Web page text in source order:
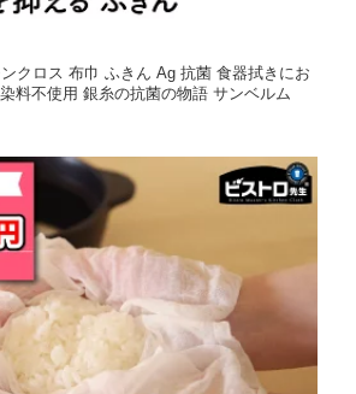
クロス 布巾 ふきん Ag 抗菌 食器拭きにお
料不使用 銀糸の抗菌の物語 サンベルム